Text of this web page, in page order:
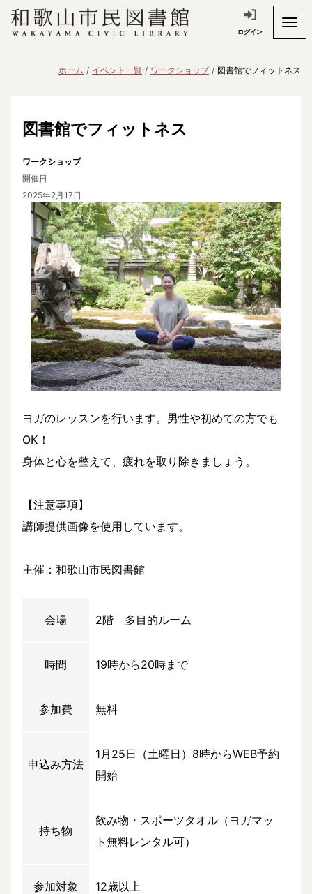
ログイン
ホーム イベント一覧 ワークショップ 図書館でフィットネス
図書館でフィットネス
ワークショップ
開催日
2025年2月17日
ヨガのレッスンを行います。男性や初めての方でも
OK！
身体と心を整えて、疲れを取り除きましょう。
【注意事項】
講師提供画像を使用しています。
主催：和歌山市民図書館
会場 2階 多目的ルーム
時間 19時から20時まで
参加費 無料
申込み方法
1月25日（土曜日）8時からWEB予約
開始
持ち物
飲み物・スポーツタオル（ヨガマッ
ト無料レンタル可）
参加対象 12歳以上